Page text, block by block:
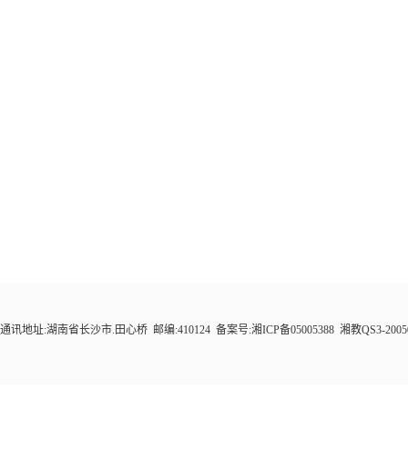
通讯地址:湖南省长沙市.田心桥 邮编:410124 备案号:湘ICP备05005388 湘教QS3-